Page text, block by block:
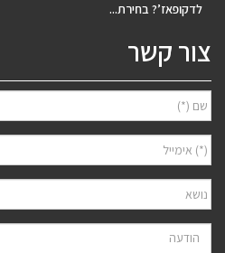
לדקופאז’? בחירת...
צור קשר